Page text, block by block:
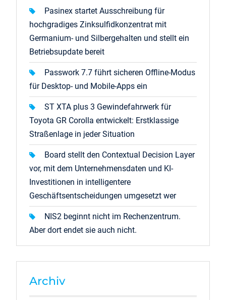
Pasinex startet Ausschreibung für
hochgradiges Zinksulfidkonzentrat mit
Germanium- und Silbergehalten und stellt ein
Betriebsupdate bereit
Passwork 7.7 führt sicheren Offline-Modus
für Desktop- und Mobile-Apps ein
ST XTA plus 3 Gewindefahrwerk für
Toyota GR Corolla entwickelt: Erstklassige
Straßenlage in jeder Situation
Board stellt den Contextual Decision Layer
vor, mit dem Unternehmensdaten und KI-
Investitionen in intelligentere
Geschäftsentscheidungen umgesetzt wer
NIS2 beginnt nicht im Rechenzentrum.
Aber dort endet sie auch nicht.
Archiv